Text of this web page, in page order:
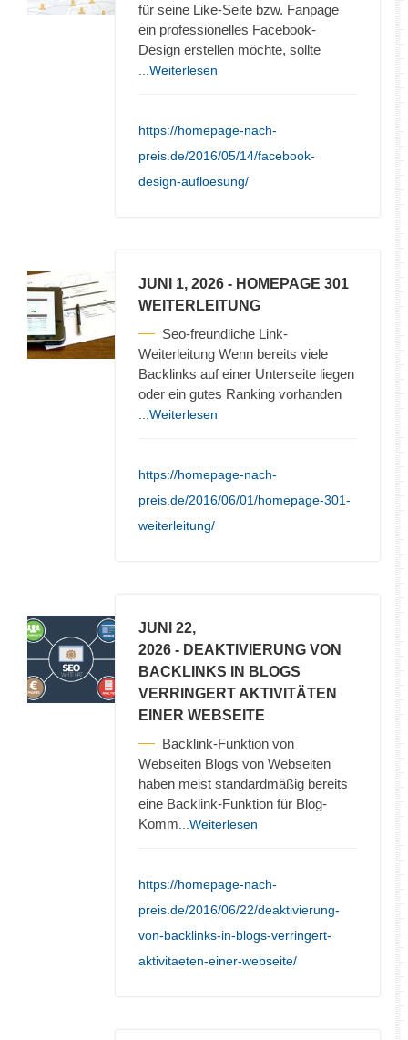
für seine Like-Seite bzw. Fanpage
ein professionelles Facebook-
Design erstellen möchte, sollte
...Weiterlesen
https://homepage-nach-
preis.de/2016/05/14/facebook-
design-aufloesung/
JUNI 1, 2026 - HOMEPAGE 301
WEITERLEITUNG
Seo-freundliche Link-
Weiterleitung Wenn bereits viele
Backlinks auf einer Unterseite liegen
oder ein gutes Ranking vorhanden
...Weiterlesen
https://homepage-nach-
preis.de/2016/06/01/homepage-301-
weiterleitung/
JUNI 22,
2026 - DEAKTIVIERUNG VON
BACKLINKS IN BLOGS
VERRINGERT AKTIVITÄTEN
EINER WEBSEITE
Backlink-Funktion von
Webseiten Blogs von Webseiten
haben meist standardmäßig bereits
eine Backlink-Funktion für Blog-
Komm ...Weiterlesen
https://homepage-nach-
preis.de/2016/06/22/deaktivierung-
von-backlinks-in-blogs-verringert-
aktivitaeten-einer-webseite/